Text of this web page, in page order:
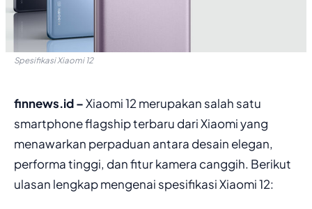
Spesifikasi Xiaomi 12
finnews.id –Xiaomi 12 merupakan salah satu
smartphone flagship terbaru dari Xiaomi yang
menawarkan perpaduan antara desain elegan,
performa tinggi, dan fitur kamera canggih. Berikut
ulasan lengkap mengenai spesifikasi Xiaomi 12: